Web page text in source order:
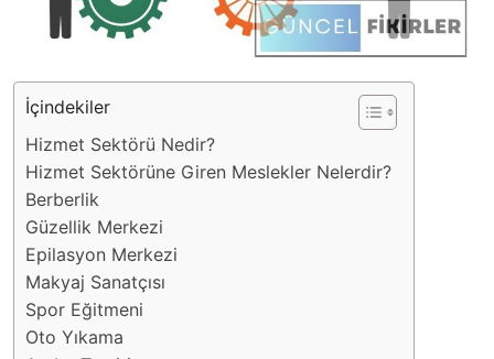
İçindekiler
Hizmet Sektörü Nedir?
Hizmet Sektörüne Giren Meslekler Nelerdir?
Berberlik
Güzellik Merkezi
Epilasyon Merkezi
Makyaj Sanatçısı
Spor Eğitmeni
Oto Yıkama